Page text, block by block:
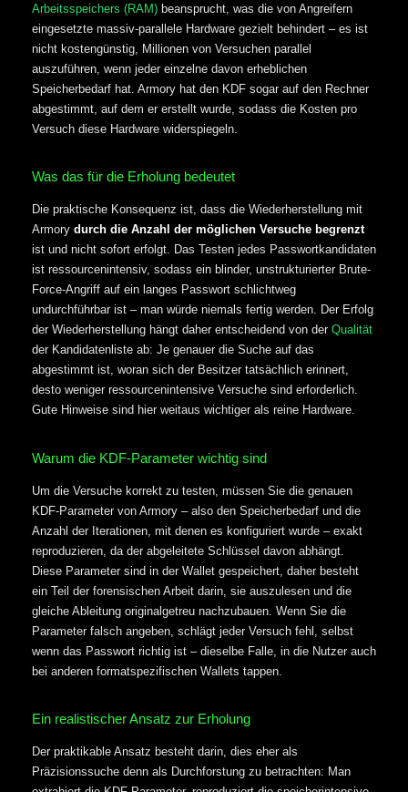
Arbeitsspeichers (RAM) beansprucht, was die von Angreifern
eingesetzte massiv-parallele Hardware gezielt behindert – es ist
nicht kostengünstig, Millionen von Versuchen parallel
auszuführen, wenn jeder einzelne davon erheblichen
Speicherbedarf hat. Armory hat den KDF sogar auf den Rechner
abgestimmt, auf dem er erstellt wurde, sodass die Kosten pro
Versuch diese Hardware widerspiegeln.
Was das für die Erholung bedeutet
Die praktische Konsequenz ist, dass die Wiederherstellung mit
Armory durch die Anzahl der möglichen Versuche begrenzt
ist und nicht sofort erfolgt. Das Testen jedes Passwortkandidaten
ist ressourcenintensiv, sodass ein blinder, unstrukturierter Brute-
Force-Angriff auf ein langes Passwort schlichtweg
undurchführbar ist – man würde niemals fertig werden. Der Erfolg
der Wiederherstellung hängt daher entscheidend von der Qualität
der Kandidatenliste ab: Je genauer die Suche auf das
abgestimmt ist, woran sich der Besitzer tatsächlich erinnert,
desto weniger ressourcenintensive Versuche sind erforderlich.
Gute Hinweise sind hier weitaus wichtiger als reine Hardware.
Warum die KDF-Parameter wichtig sind
Um die Versuche korrekt zu testen, müssen Sie die genauen
KDF-Parameter von Armory – also den Speicherbedarf und die
Anzahl der Iterationen, mit denen es konfiguriert wurde – exakt
reproduzieren, da der abgeleitete Schlüssel davon abhängt.
Diese Parameter sind in der Wallet gespeichert, daher besteht
ein Teil der forensischen Arbeit darin, sie auszulesen und die
gleiche Ableitung originalgetreu nachzubauen. Wenn Sie die
Parameter falsch angeben, schlägt jeder Versuch fehl, selbst
wenn das Passwort richtig ist – dieselbe Falle, in die Nutzer auch
bei anderen formatspezifischen Wallets tappen.
Ein realistischer Ansatz zur Erholung
Der praktikable Ansatz besteht darin, dies eher als
Präzisionssuche denn als Durchforstung zu betrachten: Man